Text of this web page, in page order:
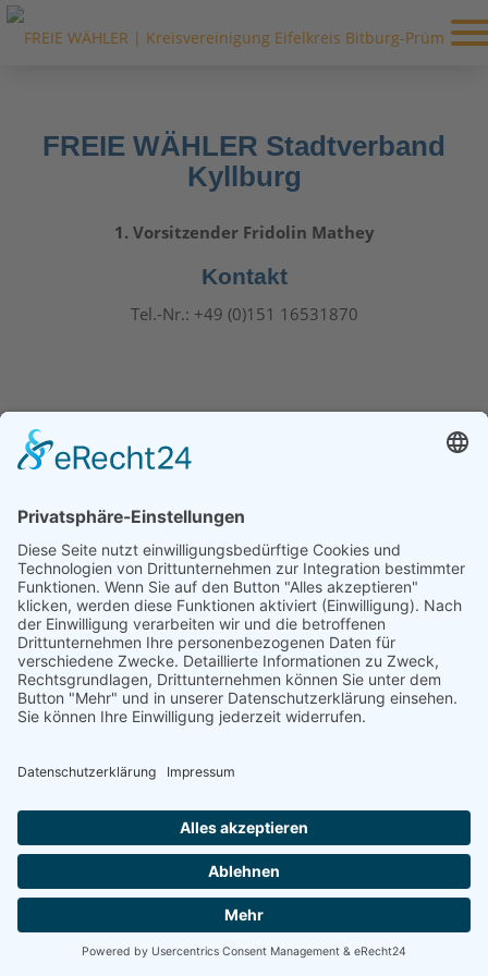
FREIE WÄHLER Stadtverband
Kyllburg
1. Vorsitzender Fridolin Mathey
Kontakt
Tel.-Nr.: +49 (0)151 16531870
Erzähle von uns…
COOKIE-EINSTELLUNGEN